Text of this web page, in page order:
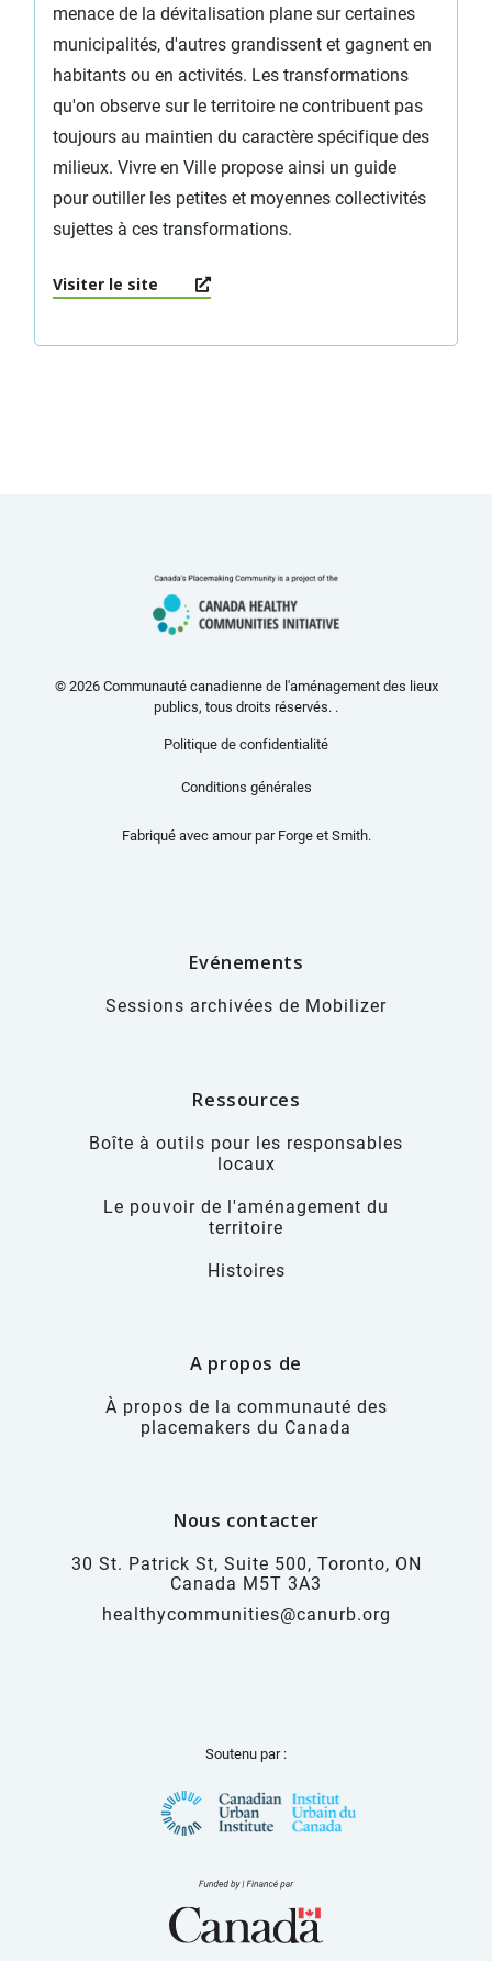
menace de la dévitalisation plane sur certaines
municipalités, d'autres grandissent et gagnent en
habitants ou en activités. Les transformations
qu'on observe sur le territoire ne contribuent pas
toujours au maintien du caractère spécifique des
milieux. Vivre en Ville propose ainsi un guide
pour outiller les petites et moyennes collectivités
sujettes à ces transformations.
Visiter le site
© 2026 Communauté canadienne de l'aménagement des lieux
publics, tous droits réservés. .
Politique de confidentialité
Conditions générales
Fabriqué avec amour parForge et Smith.
Evénements
Sessions archivées de Mobilizer
Ressources
Boîte à outils pour les responsables
locaux
Le pouvoir de l'aménagement du
territoire
Histoires
A propos de
À propos de la communauté des
placemakers du Canada
Nous contacter
30 St. Patrick St, Suite 500, Toronto, ON
Canada M5T 3A3
healthycommunities@canurb.org
Soutenu par :